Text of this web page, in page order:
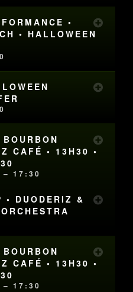
•
• HALLOWEEN
CAFÉ • 13H30 •
– 17:30
• DUODERIZ &
CAFÉ • 13H30 •
– 17:30